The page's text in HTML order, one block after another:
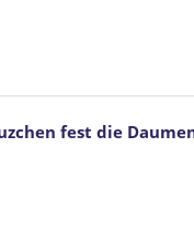
fest die